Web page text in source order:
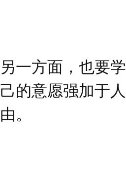
另一方面，也要
己的意愿强加于
由。